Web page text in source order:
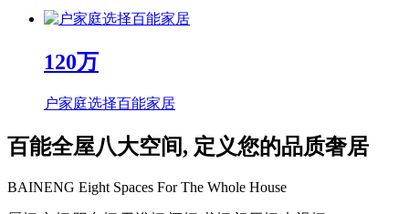
120万
户家庭选择百能家居
百能全屋八大空间, 定义您的品质奢居
BAINENG Eight Spaces For The Whole House